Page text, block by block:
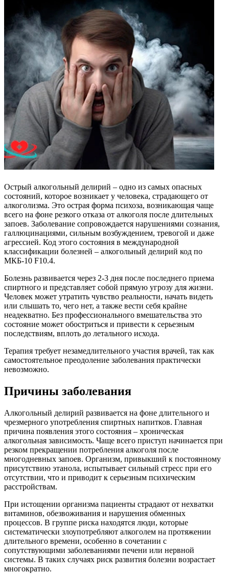
Острый алкогольный делирий – одно из самых опасных
состояний, которое возникает у человека, страдающего от
алкоголизма. Это острая форма психоза, возникающая чаще
всего на фоне резкого отказа от алкоголя после длительных
запоев. Заболевание сопровождается нарушениями сознания,
галлюцинациями, сильным возбуждением, тревогой и даже
агрессией. Код этого состояния в международной
классификации болезней – алкогольный делирий код по
МКБ-10 F10.4.
Болезнь развивается через 2-3 дня после последнего приема
спиртного и представляет собой прямую угрозу для жизни.
Человек может утратить чувство реальности, начать видеть
или слышать то, чего нет, а также вести себя крайне
неадекватно. Без профессионального вмешательства это
состояние может обостриться и привести к серьезным
последствиям, вплоть до летального исхода.
Терапия требует незамедлительного участия врачей, так как
самостоятельное преодоление заболевания практически
невозможно.
Причины заболевания
Алкогольный делирий развивается на фоне длительного и
чрезмерного употребления спиртных напитков. Главная
причина появления этого состояния – хроническая
алкогольная зависимость. Чаще всего приступ начинается при
резком прекращении потребления алкоголя после
многодневных запоев. Организм, привыкший к постоянному
присутствию этанола, испытывает сильный стресс при его
отсутствии, что и приводит к серьезным психическим
расстройствам.
При истощении организма пациенты страдают от нехватки
витаминов, обезвоживания и нарушения обменных
процессов. В группе риска находятся люди, которые
систематически злоупотребляют алкоголем на протяжении
длительного времени, особенно в сочетании с
сопутствующими заболеваниями печени или нервной
системы. В таких случаях риск развития болезни возрастает
многократно.